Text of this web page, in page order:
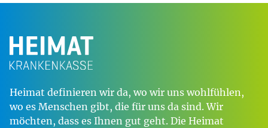
Heimat definieren wir da, wo wir uns wohlfühlen,
wo es Menschen gibt, die für uns da sind. Wir
möchten, dass es Ihnen gut geht. Die Heimat